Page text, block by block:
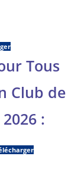
Tous
Club de
: